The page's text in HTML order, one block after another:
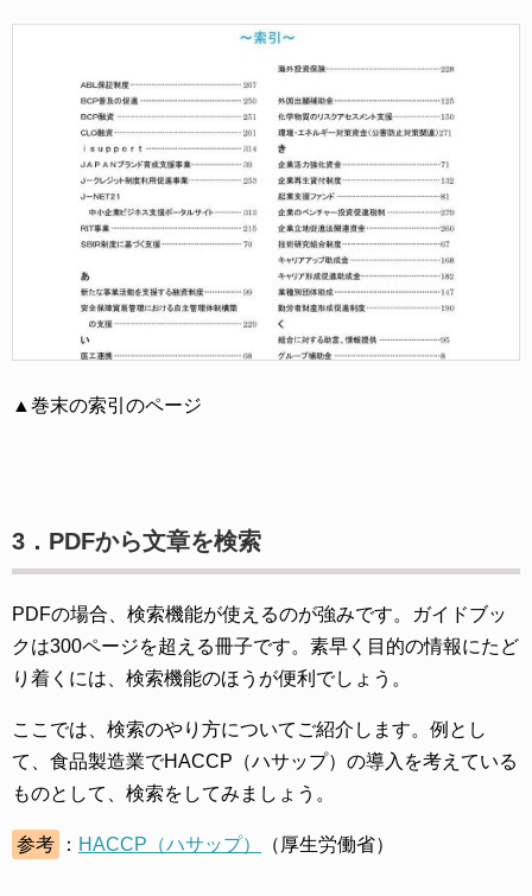
▲巻末の索引のページ
3．PDFから文章を検索
PDFの場合、検索機能が使えるのが強みです。ガイドブッ
クは300ページを超える冊子です。素早く目的の情報にたど
り着くには、検索機能のほうが便利でしょう。
ここでは、検索のやり方についてご紹介します。例とし
て、食品製造業でHACCP（ハサップ）の導入を考えている
ものとして、検索をしてみましょう。
参考 ： HACCP（ハサップ） （厚生労働省）